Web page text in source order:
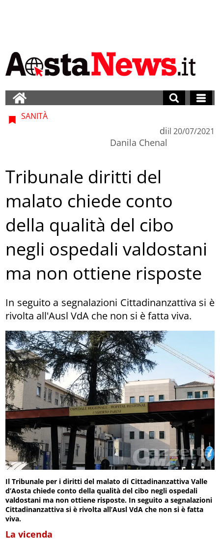
SANITÀ
di
Danila Chenal
il 20/07/2021
Tribunale diritti del
malato chiede conto
della qualità del cibo
negli ospedali valdostani
ma non ottiene risposte
In seguito a segnalazioni Cittadinanzattiva si è
rivolta all'Ausl VdA che non si è fatta viva.
Il Tribunale per i diritti del malato di Cittadinanzattiva Valle
d’Aosta chiede conto della qualità del cibo negli ospedali
valdostani ma non ottiene risposte. In seguito a segnalazioni
Cittadinanzattiva si è rivolta all’Ausl VdA che non si è fatta
viva.
La vicenda